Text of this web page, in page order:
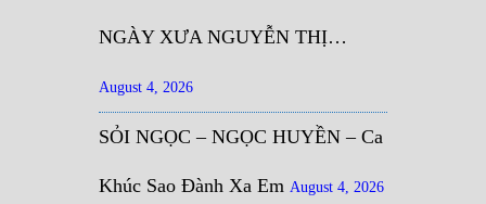
NGÀY XƯA NGUYỄN THỊ…
August 4, 2026
SỎI NGỌC – NGỌC HUYỀN – Ca
Khúc Sao Đành Xa Em August 4, 2026